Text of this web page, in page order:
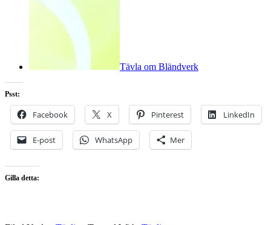
Tävla om Bländverk
Psst:
Facebook X Pinterest LinkedIn
E-post WhatsApp Mer
Gilla detta: